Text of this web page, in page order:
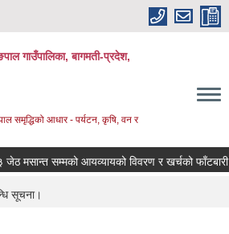
गाउँपालिका, बागमती-प्रदेश,
समृद्धिको आधार - पर्यटन, कृषि, वन र
सम्मको आयव्यायको विवरण र खर्चको फाँटबारी ।
सूचना।